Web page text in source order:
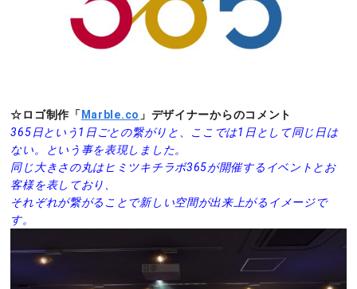
☆ロゴ制作「 Marble.co 」デザイナーからのコメント
365日という1日ごとの繋がりと、ここでは1日として同じ日は
ない。という事を表現しました。
同じ大きさの丸はヒミツキチラボ365が開催するイベントとお
客様を表しており、
それぞれが繋がることで新しい空間が出来上がるイメージで
す。